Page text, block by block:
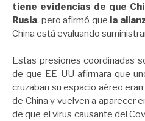
tiene evidencias de que
Rusia, pero afirmó que la
China está evaluando
Estas presiones coordinadas
de que EE-UU afirmara que
cruzaban su espacio aéreo
de China y vuelven a aparecer
de que el virus causante del